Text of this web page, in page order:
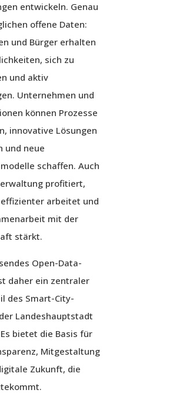
entwickeln. Genau
offene Daten:
und Bürger erhalten
sich zu
und aktiv
Unternehmen und
können Prozesse
innovative Lösungen
und neue
schaffen. Auch
profitiert,
arbeitet und
mit der
stärkt.
Open-Data-
daher ein zentraler
des Smart-City-
Landeshauptstadt
bietet die Basis für
Mitgestaltung
Zukunft, die